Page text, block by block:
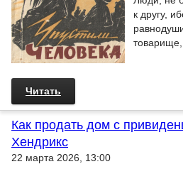
к другу,
Читать
Как продать дом с
Хендрикс
22 марта 2026, 13:00